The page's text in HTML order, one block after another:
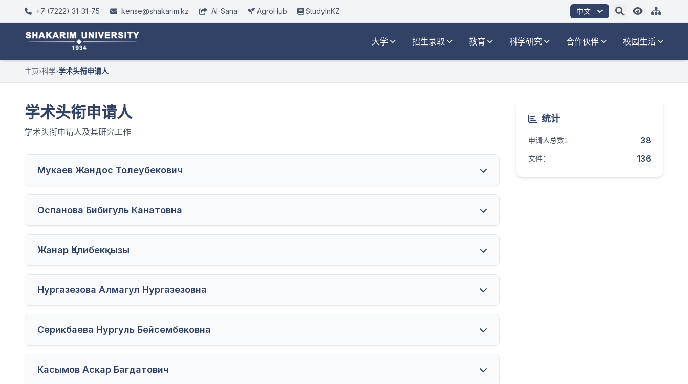
+7 (7222) 31-31-75 kense@shakarim.kz AI-Sana AgroHub StudyInKZ 中文
大学 招生录取 教育 科学研究 合作伙伴 校园生活
主页›科学›学术头衔申请人
学术头衔申请人
学术头衔申请人及其研究工作
Мукаев Жандос Толеубекович
Оспанова Бибигуль Канатовна
Жанар Қалибекқызы
Нургазезова Алмагул Нургазезовна
Серикбаева Нургуль Бейсембековна
Касымов Аскар Багдатович
统计
申请人总数： 38
文件： 136